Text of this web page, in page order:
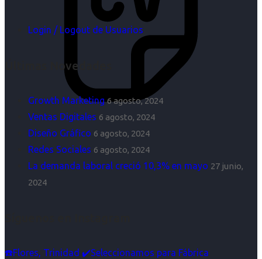
Login / Logout de Usuarios
Últimas Novedades
Growth Marketing 6 agosto, 2024
Ventas Digitales 6 agosto, 2024
Diseño Gráfico 6 agosto, 2024
Redes Sociales 6 agosto, 2024
La demanda laboral creció 10,3% en mayo 27 junio,
2024
☎️Flores, Trinidad ✔️Seleccionamos para Fábrica